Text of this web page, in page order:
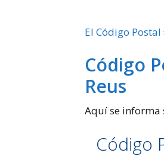
El Código Postal
Código
Reus
Aquí se informa
Código